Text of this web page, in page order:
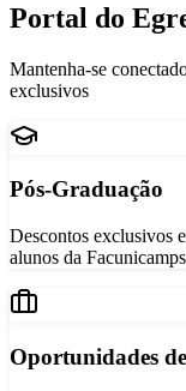
Portal do
Mantenha-se
exclusivos
Pós-Graduação
Descontos exclusivos
alunos da
Oportunidades